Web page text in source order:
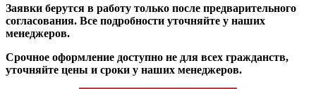
Заявки берутся в работу только после предварительного
согласования. Все подробности уточняйте у наших
менеджеров.
Срочное оформление доступно не для всех гражданств,
уточняйте цены и сроки у наших менеджеров.